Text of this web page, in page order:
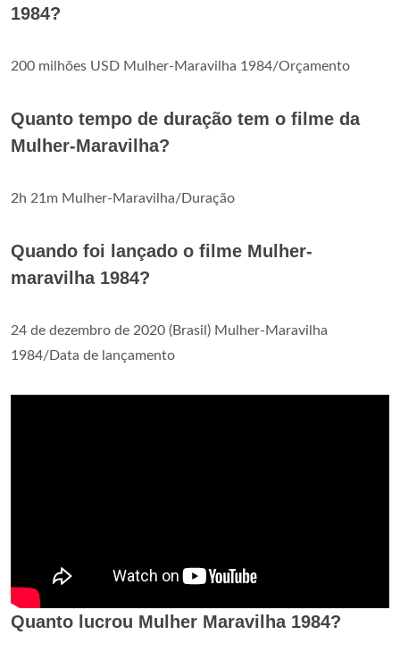
1984?
200 milhões USD Mulher-Maravilha 1984/Orçamento
Quanto tempo de duração tem o filme da
Mulher-Maravilha?
2h 21m Mulher-Maravilha/Duração
Quando foi lançado o filme Mulher-
maravilha 1984?
24 de dezembro de 2020 (Brasil) Mulher-Maravilha
1984/Data de lançamento
Quanto lucrou Mulher Maravilha 1984?